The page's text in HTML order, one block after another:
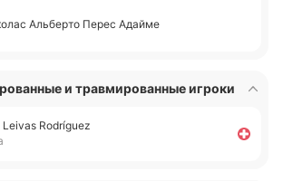
Альбе­рто Перес Адайме
и травмированные игроки
Leivas Rodríguez